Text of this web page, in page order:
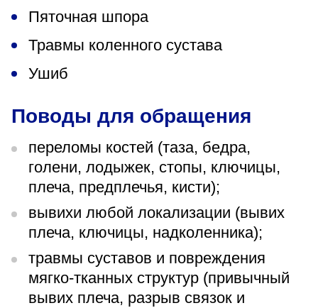
Пяточная шпора
Травмы коленного сустава
Ушиб
Поводы для обращения
переломы костей (таза, бедра,
голени, лодыжек, стопы, ключицы,
плеча, предплечья, кисти);
вывихи любой локализации (вывих
плеча, ключицы, надколенника);
травмы суставов и повреждения
мягко-тканных структур (привычный
вывих плеча, разрыв связок и